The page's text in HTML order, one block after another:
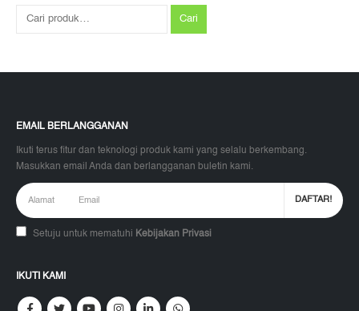
Cari
EMAIL BERLANGGANAN
Ikuti terus fitur dan teknologi produk kami yang selalu berkembang.
Masukkan email Anda dan berlangganan buletin kami.
Setuju untuk mematuhi Kebijakan Privasi
IKUTI KAMI